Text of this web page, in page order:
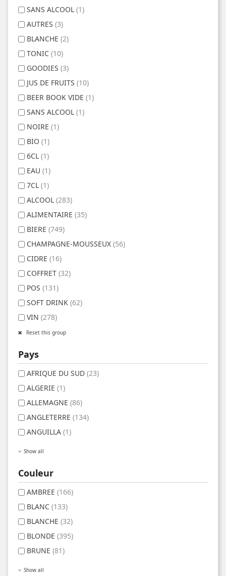
SANS ALCOOL (1)
AUTRES (3)
BLANCHE (2)
TONIC (10)
GOODIES (3)
JUS DE FRUITS (10)
BEER BOOK VIDE (1)
SANS ALCOOL (1)
NOIRE (1)
BIO (1)
6CL (1)
EAU (1)
7CL (1)
ALCOOL (283)
ALIMENTAIRE (35)
BIERE (749)
CHAMPAGNE-MOUSSEUX (56)
CIDRE (16)
COFFRET (32)
POS (131)
SOFT DRINK (62)
VIN (278)
Reset this group
Pays
AFRIQUE DU SUD (23)
ALGERIE (1)
ALLEMAGNE (86)
ANGLETERRE (134)
ANGUILLA (1)
Show all
Couleur
AMBREE (166)
BLANC (133)
BLANCHE (32)
BLONDE (395)
BRUNE (81)
Show all